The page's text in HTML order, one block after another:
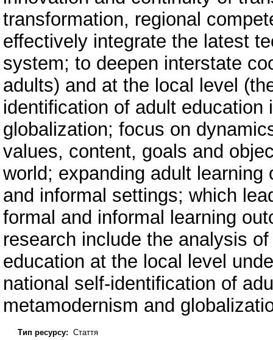
transformation, regional
effectively integrate the latest
system; to deepen interstate
adults) and at the local level
identification of adult
globalization; focus on
values, content, goals and
world; expanding adult
and informal settings; which
formal and informal learning
research include the analysis
education at the local level
national self-identification of
metamodernism and
Тип ресурсу: Стаття